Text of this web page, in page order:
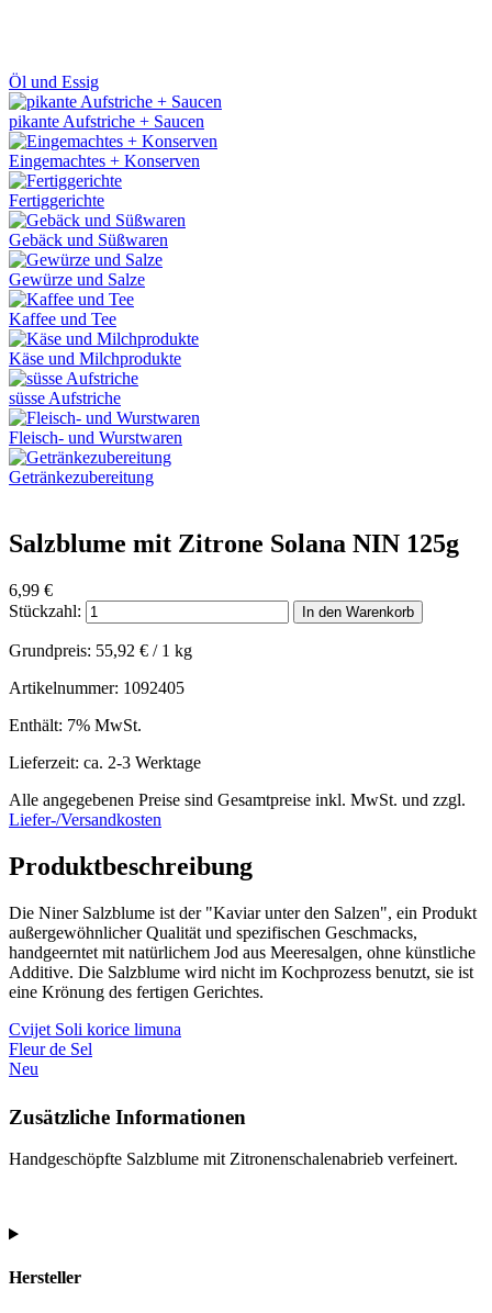
Öl und Essig
pikante Aufstriche + Saucen
Eingemachtes + Konserven
Fertiggerichte
Gebäck und Süßwaren
Gewürze und Salze
Kaffee und Tee
Käse und Milchprodukte
süsse Aufstriche
Fleisch- und Wurstwaren
Getränkezubereitung
Salzblume mit Zitrone Solana NIN 125g
6,99 €
Stückzahl:
In den Warenkorb
Grundpreis: 55,92 € / 1 kg
Artikelnummer: 1092405
Enthält: 7% MwSt.
Lieferzeit: ca. 2-3 Werktage
Alle angegebenen Preise sind Gesamtpreise inkl. MwSt. und zzgl.
Liefer-/Versandkosten
Produktbeschreibung
Die Niner Salzblume ist der "Kaviar unter den Salzen", ein Produkt
außergewöhnlicher Qualität und spezifischen Geschmacks,
handgeerntet mit natürlichem Jod aus Meeresalgen, ohne künstliche
Additive. Die Salzblume wird nicht im Kochprozess benutzt, sie ist
eine Krönung des fertigen Gerichtes.
Cvijet Soli korice limuna
Fleur de Sel
Neu
Zusätzliche Informationen
Handgeschöpfte Salzblume mit Zitronenschalenabrieb verfeinert.
Hersteller